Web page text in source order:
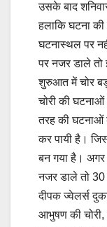
उसके बाद
हलाकि घटना
घटनास्थल पर
पर नजर डाले तो
शुरुआत में चोर
चोरी की
तरह की घटनाओं
कर पायी है।
बन गया है। अगर
नजर डाले तो
दीपक ज्वेलर्स
आभुषण की चोरी,